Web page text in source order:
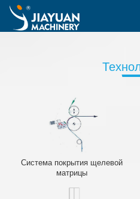
Система покрытия щелевой
матрицы